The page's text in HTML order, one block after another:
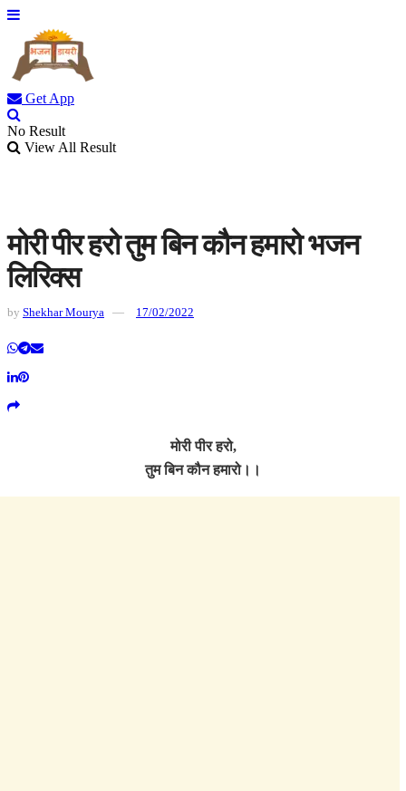
Get App
No Result
View All Result
मोरी पीर हरो तुम बिन कौन हमारो भजन
लिरिक्स
by Shekhar Mourya 17/02/2022
मोरी पीर हरो,
तुम बिन कौन हमारो।।